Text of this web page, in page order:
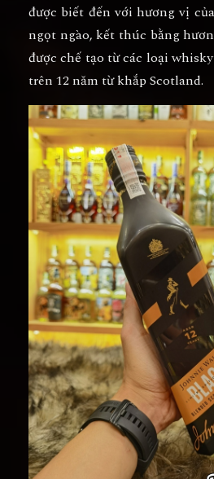
được biết đến với hương vị
ngọt ngào, kết thúc bằng
được chế tạo từ các loại
trên 12 năm từ khắp Scotland.